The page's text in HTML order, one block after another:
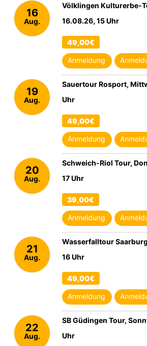
16
Aug.
2026
Völklingen Kulturerbe-
16.08.26, 15 Uhr
49,00€
Anmeldung
19
Aug.
2026
Sauertour Rosport,
Uhr
49,00€
Anmeldung
20
Aug.
2026
Schweich-Riol Tour,
17 Uhr
39,00€
Anmeldung
21
Aug.
2026
Wasserfalltour
16 Uhr
49,00€
Anmeldung
22
Aug.
2026
SB Güdingen Tour,
Uhr